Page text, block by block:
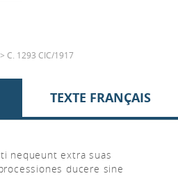
C. 1293 CIC/1917
TEXTE FRANÇAIS
nequeunt extra suas
ducere sine